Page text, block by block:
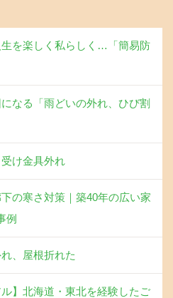
生を楽しく私らしく…「簡易防
なる「雨どいの外れ、ひび割
け金具外れ
下の寒さ対策｜築40年の広い家
例
、屋根折れた
ル】北海道・東北を経験したご